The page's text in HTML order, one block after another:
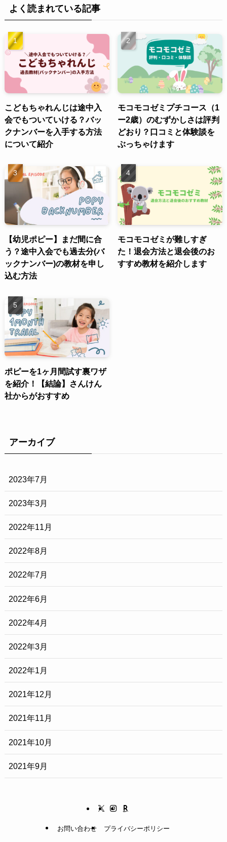
よく読まれている記事
こどもちゃれんじは途中入
会でもついていける？バッ
クナンバーを入手する方法
について紹介
モコモコゼミプチコース（1
ー2歳）のむずかしさは評判
どおり？口コミと体験談を
ぶっちゃけます
【幼児ポピー】まだ間に合
う？途中入会でも過去分(バ
ックナンバー)の教材を申し
込む方法
モコモコゼミが難しすぎ
た！退会方法と退会後のお
すすめ教材を紹介します
ポピーを1ヶ月間試す裏ワザ
を紹介！【結論】さんけん
社からがおすすめ
アーカイブ
2023年7月
2023年3月
2022年11月
2022年8月
2022年7月
2022年6月
2022年4月
2022年3月
2022年1月
2021年12月
2021年11月
2021年10月
2021年9月
お問い合わせ プライバシーポリシー